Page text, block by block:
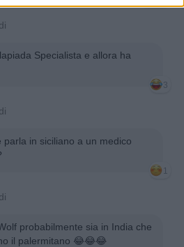
Specialista e allora ha
3
parla in siciliano a un medico
1
probabilmente sia in India che
il palermitano 😂😂😂